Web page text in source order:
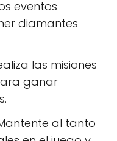
eventos
diamantes
las misiones
ganar
al tanto